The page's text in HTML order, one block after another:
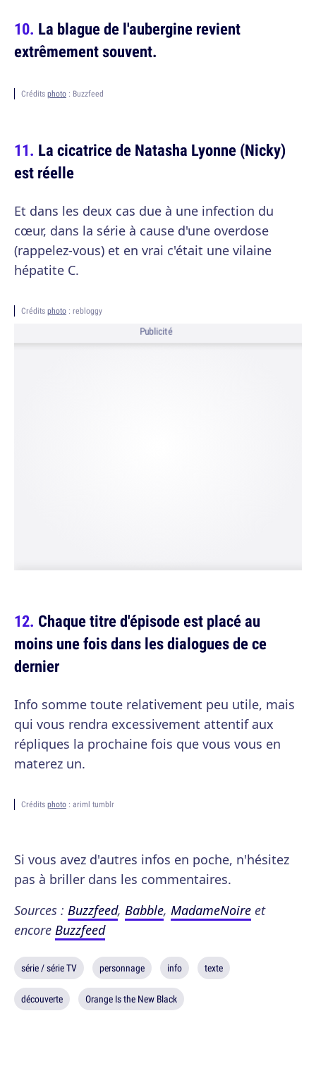
La blague de l'aubergine revient
extrêmement souvent.
Crédits photo : Buzzfeed
La cicatrice de Natasha Lyonne (Nicky)
est réelle
Et dans les deux cas due à une infection du
cœur, dans la série à cause d'une overdose
(rappelez-vous) et en vrai c'était une vilaine
hépatite C.
Crédits photo : rebloggy
Publicité
Chaque titre d'épisode est placé au
moins une fois dans les dialogues de ce
dernier
Info somme toute relativement peu utile, mais
qui vous rendra excessivement attentif aux
répliques la prochaine fois que vous vous en
materez un.
Crédits photo : ariml tumblr
Si vous avez d'autres infos en poche, n'hésitez
pas à briller dans les commentaires.
Sources : Buzzfeed, Babble, MadameNoire et
encore Buzzfeed
série / série TV personnage info texte
découverte Orange Is the New Black